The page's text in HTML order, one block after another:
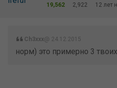
19,562
2,922 12 лет
Ch3xxx@ 24.12.2015
норм) это примерно 3